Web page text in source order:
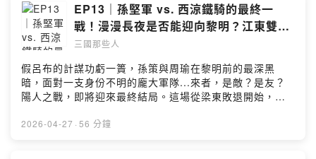
打開【三國那些人】， 讓他們親口說給你聽。
最新連載：
📅 每週五，別錯過《三國那些人》新篇章：火燒赤壁！
如果喜歡這個節目的故事，不妨灌溉我們一杯咖啡，支持我們有繼續創作
☕️贊助我們：
EP13｜孫堅軍 vs. 西涼鐵騎的最終一
戰！漫漫長夜是否能迎向黎明？江東雙璧
(13)：陽人之戰(六)長夜將盡｜火燒赤壁
篇
三國那些人
假呂布的計謀功虧一簣，孫策與周瑜在黎明前的最深黑
暗，面對一支身份不明的龐大軍隊...來者，是敵？是友？
陽人之戰，即將迎來最終結局。這場從梁東敗退開始，糧
了盡頭。然而，黎明到來之前，卻有一道誰都沒想到的難
2026-04-27 · 56 分鐘